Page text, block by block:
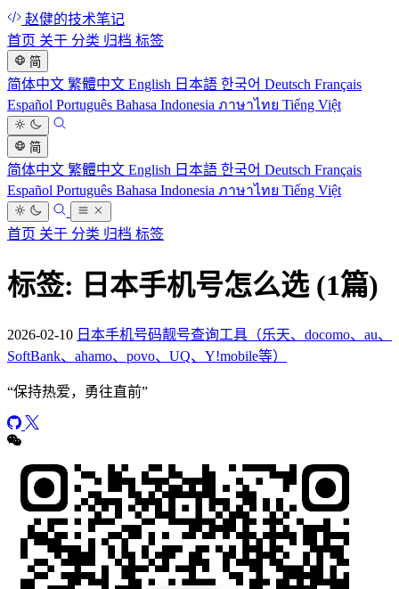
赵健的技术笔记
首页 关于 分类 归档 标签
简
简体中文 繁體中文 English 日本語 한국어 Deutsch Français
Español Português Bahasa Indonesia ภาษาไทย Tiếng Việt
简
简体中文 繁體中文 English 日本語 한국어 Deutsch Français
Español Português Bahasa Indonesia ภาษาไทย Tiếng Việt
首页 关于 分类 归档 标签
标签: 日本手机号怎么选 (1篇)
2026-02-10 日本手机号码靓号查询工具（乐天、docomo、au、
SoftBank、ahamo、povo、UQ、Y!mobile等）
“保持热爱，勇往直前”